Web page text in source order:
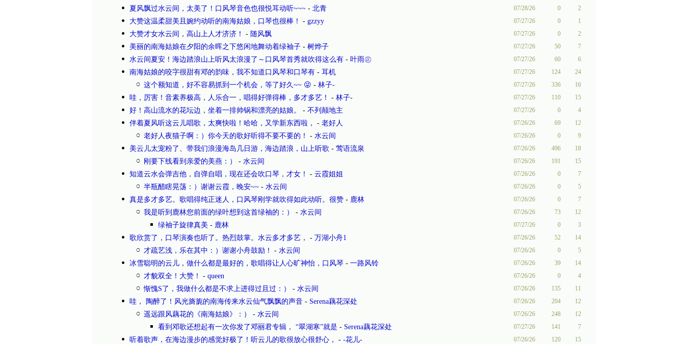
夏风飘过水云间，太美了！口风琴音色也很悦耳动听~~~ - 北青 07/28/26 0 2
大赞这温柔甜美且婉约动听的南海姑娘，口琴也很棒！ - gzzyy 07/27/26 0 1
大赞才女水云间，高山上人才济济！ - 随风飘 07/27/26 0 2
美丽的南海姑娘在夕阳的余晖之下悠闲地舞动着绿袖子 - 树烨子 07/27/26 50 7
水云间夏安！海边踏浪山上听风太浪漫了～口风琴首秀就吹得这么有 - 叶雨㊣ 07/27/26 60 6
南海姑娘的咬字很甜有邓的韵味，我不知道口风琴和口琴有 - 耳机 07/27/26 124 24
这个额知道，好不容易抓到一个机会，等了好久~~ 😜 - 林子- 07/27/26 336 16
哇，厉害！音素养极高，人乐合一，唱得好弹得棒，多才多艺！ - 林子- 07/27/26 110 15
好！高山流水的花坛边，坐着一排帅锅和漂亮的姑娘。 - 不列颠地主 07/27/26 0 4
伴着夏风听这云儿唱歌，太爽快啦！哈哈，又学新东西啦， - 老好人 07/26/26 69 12
老好人夜猫子啊：）你今天的歌好听得不要不要的！ - 水云间 07/26/26 0 9
美云儿太宠粉了、带我们浪漫海岛几日游，海边踏浪，山上听歌 - 莺语流泉 07/26/26 496 18
刚要下线看到亲爱的美燕：） - 水云间 07/26/26 191 15
知道云水会弹吉他，自弹自唱，现在还会吹口琴，才女！ - 云霞姐姐 07/26/26 0 7
半瓶醋瞎晃荡：）谢谢云霞，晚安~~ - 水云间 07/26/26 0 5
真是多才多艺。歌唱得纯正迷人，口风琴刚学就吹得如此动听。很赞 - 鹿林 07/26/26 0 7
我是听到鹿林您前面的绿叶想到这首绿袖的：） - 水云间 07/26/26 73 12
绿袖子旋律真美 - 鹿林 07/27/26 0 3
歌欣赏了，口琴演奏也听了。热烈鼓掌。水云多才多艺， - 万湖小舟1 07/26/26 52 14
才疏艺浅，乐在其中：）谢谢小舟鼓励！ - 水云间 07/26/26 0 5
冰雪聪明的云儿，做什么都是最好的，歌唱得让人心旷神怡，口风琴 - 一路风铃 07/26/26 39 14
才貌双全！大赞！ - queen 07/26/26 0 4
惭愧S了，我做什么都是不求上进得过且过：） - 水云间 07/26/26 135 11
哇， 陶醉了！风光旖旎的南海传来水云仙气飘飘的声音 - Serena藕花深处 07/26/26 204 12
遥远跟风藕花的《南海姑娘》：） - 水云间 07/26/26 248 12
看到邓歌还想起有一次你发了邓丽君专辑， “翠湖寒”就是 - Serena藕花深处 07/27/26 141 7
听着歌声，在海边漫步的感觉好极了！听云儿的歌很放心很舒心， - -花儿- 07/26/26 120 15